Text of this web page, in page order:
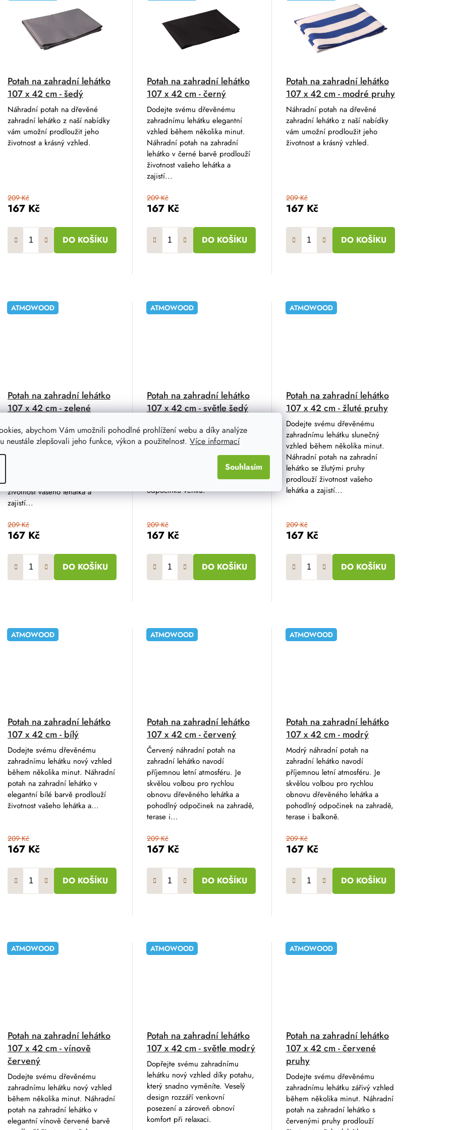
abychom Vám umožnili pohodlné prohlížení webu a díky analýze
neustále zlepšovali jeho funkce, výkon a použitelnost. Více informací
Souhlasím
Potah na zahradní lehátko
107 x 42 cm - šedý
167 Kč
209 Kč
DO KOŠÍKU
Náhradní potah na dřevěné
zahradní lehátko z naší nabídky
vám umožní prodloužit jeho
životnost a krásný vzhled.
Potah na zahradní lehátko
107 x 42 cm - černý
167 Kč
209 Kč
DO KOŠÍKU
Dodejte svému dřevěnému
zahradnímu lehátku elegantní
vzhled během několika minut.
Náhradní potah na zahradní
lehátko v černé barvě prodlouží
životnost vašeho lehátka a
zajistí...
Potah na zahradní lehátko
107 x 42 cm - modré pruhy
167 Kč
209 Kč
DO KOŠÍKU
Náhradní potah na dřevěné
zahradní lehátko z naší nabídky
vám umožní prodloužit jeho
životnost a krásný vzhled.
ATMOWOOD
Potah na zahradní lehátko
107 x 42 cm - zelené
167 Kč
209 Kč
DO KOŠÍKU
Dodejte svému dřevěnému
zahradnímu lehátku svěží vzhled
životnost vašeho lehátka a
zajistí...
ATMOWOOD
Potah na zahradní lehátko
107 x 42 cm - světle šedý
167 Kč
209 Kč
DO KOŠÍKU
Světle šedý náhradní potah na
zahradní lehátko je ideální
volbou pro milovníky
jednoduchého a nadčasového
stylu. Obnoví vzhled vašeho
lehátka a zpříjemní chvíle
odpočinku venku.
ATMOWOOD
Potah na zahradní lehátko
107 x 42 cm - žluté pruhy
167 Kč
209 Kč
DO KOŠÍKU
Dodejte svému dřevěnému
zahradnímu lehátku slunečný
vzhled během několika minut.
Náhradní potah na zahradní
lehátko se žlutými pruhy
prodlouží životnost vašeho
lehátka a zajistí...
ATMOWOOD
Potah na zahradní lehátko
107 x 42 cm - bílý
167 Kč
209 Kč
DO KOŠÍKU
Dodejte svému dřevěnému
zahradnímu lehátku nový vzhled
během několika minut. Náhradní
potah na zahradní lehátko v
elegantní bílé barvě prodlouží
životnost vašeho lehátka a...
ATMOWOOD
Potah na zahradní lehátko
107 x 42 cm - červený
167 Kč
209 Kč
DO KOŠÍKU
Červený náhradní potah na
zahradní lehátko navodí
příjemnou letní atmosféru. Je
skvělou volbou pro rychlou
obnovu dřevěného lehátka a
pohodlný odpočinek na zahradě,
terase i...
ATMOWOOD
Potah na zahradní lehátko
107 x 42 cm - modrý
167 Kč
209 Kč
DO KOŠÍKU
Modrý náhradní potah na
zahradní lehátko navodí
příjemnou letní atmosféru. Je
skvělou volbou pro rychlou
obnovu dřevěného lehátka a
pohodlný odpočinek na zahradě,
terase i balkoně.
ATMOWOOD
Potah na zahradní lehátko
107 x 42 cm - vínově
červený
Dodejte svému dřevěnému
zahradnímu lehátku nový vzhled
během několika minut. Náhradní
potah na zahradní lehátko v
elegantní vínově červené barvě
ATMOWOOD
Potah na zahradní lehátko
107 x 42 cm - světle modrý
Dopřejte svému zahradnímu
lehátku nový vzhled díky potahu,
který snadno vyměníte. Veselý
design rozzáří venkovní
posezení a zároveň obnoví
komfort při relaxaci.
ATMOWOOD
Potah na zahradní lehátko
107 x 42 cm - červené
pruhy
Dodejte svému dřevěnému
zahradnímu lehátku zářivý vzhled
během několika minut. Náhradní
potah na zahradní lehátko s
červenými pruhy prodlouží